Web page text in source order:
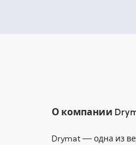
О компании
Drymat — одна из